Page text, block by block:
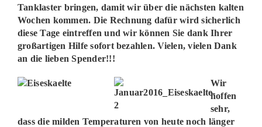
Tanklaster bringen, damit wir über die nächsten kalten
Wochen kommen. Die Rechnung dafür wird sicherlich
diese Tage eintreffen und wir können Sie dank Ihrer
großartigen Hilfe sofort bezahlen. Vielen, vielen Dank
an die lieben Spender!!!
Wir
hoffen
sehr,
dass die milden Temperaturen von heute noch länger